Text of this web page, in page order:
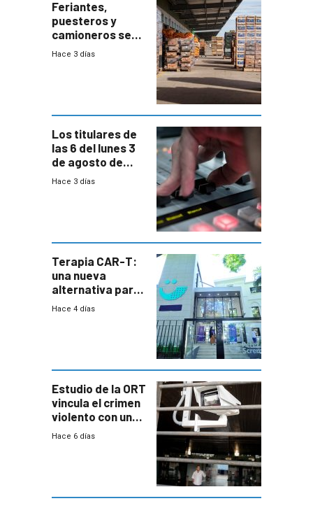
Feriantes,
puesteros y
camioneros se
movilizaron en
Hace 3 días
Los titulares de
las 6 del lunes 3
de agosto de
2026
Hace 3 días
Terapia CAR-T:
una nueva
alternativa para
niños y
Hace 4 días
Estudio de la ORT
vincula el crimen
violento con una
menor creación
Hace 6 días